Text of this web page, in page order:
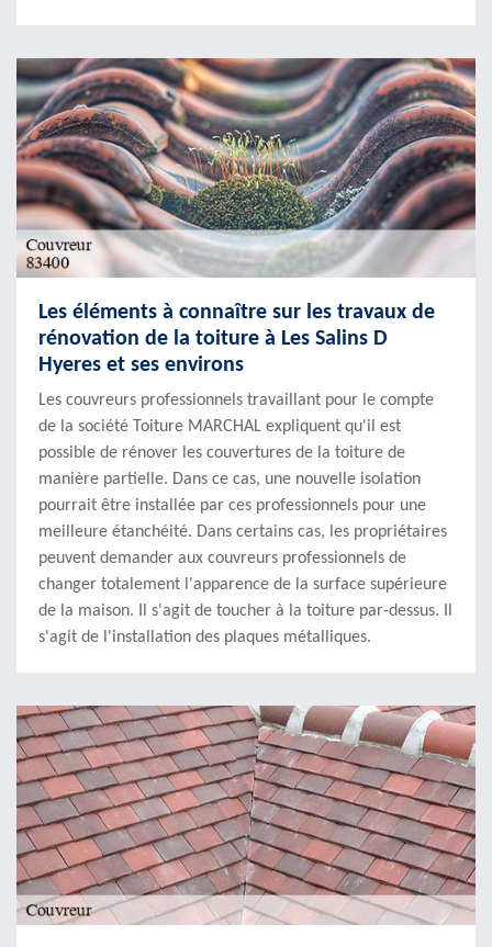
Les éléments à connaître sur les travaux de
rénovation de la toiture à Les Salins D
Hyeres et ses environs
Les couvreurs professionnels travaillant pour le compte
de la société Toiture MARCHAL expliquent qu'il est
possible de rénover les couvertures de la toiture de
manière partielle. Dans ce cas, une nouvelle isolation
pourrait être installée par ces professionnels pour une
meilleure étanchéité. Dans certains cas, les propriétaires
peuvent demander aux couvreurs professionnels de
changer totalement l'apparence de la surface supérieure
de la maison. Il s'agit de toucher à la toiture par-dessus. Il
s'agit de l'installation des plaques métalliques.